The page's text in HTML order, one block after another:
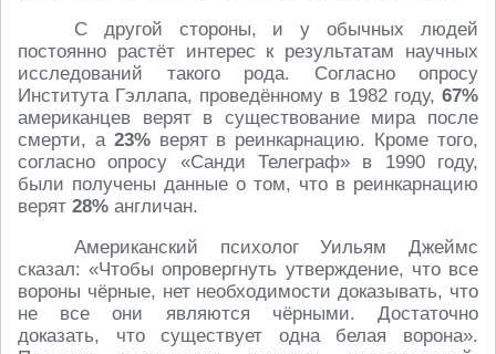
С другой стороны, и у обычных людей
постоянно растёт интерес к результатам научных
исследований такого рода. Согласно опросу
Института Гэллапа, проведённому в 1982 году, 67%
американцев верят в существование мира после
смерти, а 23%верят в реинкарнацию. Кроме того,
согласно опросу «Санди Телеграф» в 1990 году,
были получены данные о том, что в реинкарнацию
верят 28% англичан.
Американский психолог Уильям Джеймс
сказал: «Чтобы опровергнуть утверждение, что все
вороны чёрные, нет необходимости доказывать, что
не все они являются чёрными. Достаточно
доказать, что существует одна белая ворона».